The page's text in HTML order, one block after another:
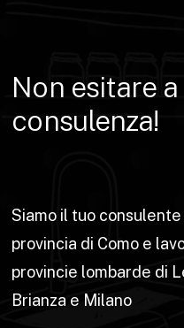
Non esitare a
consulenza!
Siamo il tuo
provincia di Como e
provincie lombarde di
Brianza e Milano